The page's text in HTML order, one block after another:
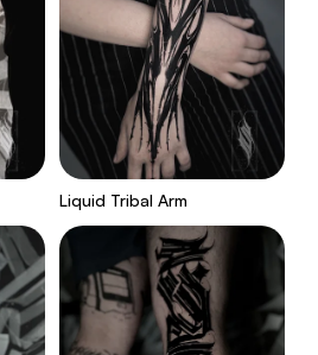
Liquid Tribal Arm